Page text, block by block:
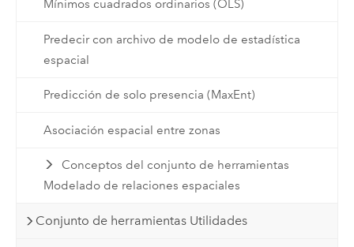
Mínimos cuadrados ordinarios (OLS)
Predecir con archivo de modelo de estadística
espacial
Predicción de solo presencia (MaxEnt)
Asociación espacial entre zonas
Conceptos del conjunto de herramientas
Modelado de relaciones espaciales
Conjunto de herramientas Utilidades